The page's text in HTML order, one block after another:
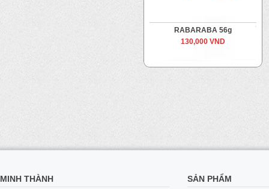
RABARABA 56g
130,000 VND
MINH THÀNH SẢN PHẨM